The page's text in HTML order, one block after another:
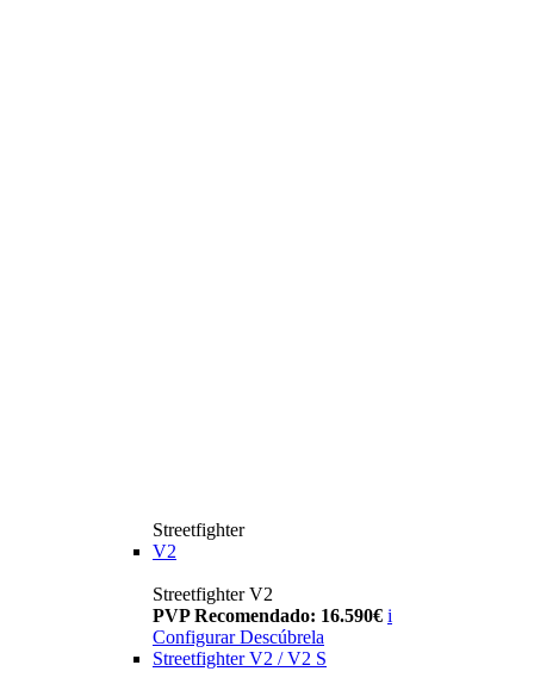
Streetfighter
V2
Streetfighter V2
PVP Recomendado: 16.590€ i
Configurar Descúbrela
Streetfighter V2 / V2 S